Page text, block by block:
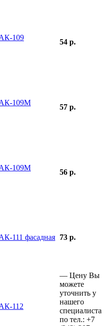
109
54 р.
109М
57 р.
109М
56 р.
111 фасадная 73 р.
112
— Цену Вы
можете
уточнить у
нашего
специалиста
по тел.: +7